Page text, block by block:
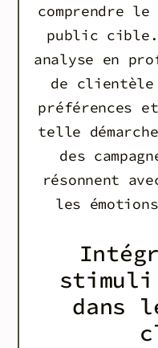
comprendre
public cible.
analyse en
de
préférences et
telle
des
résonnent
les
stimuli
dans